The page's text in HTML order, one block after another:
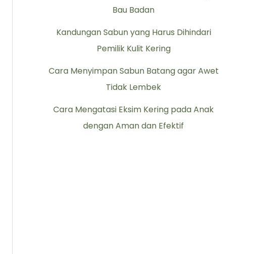
Bau Badan
Kandungan Sabun yang Harus Dihindari
Pemilik Kulit Kering
Cara Menyimpan Sabun Batang agar Awet
Tidak Lembek
Cara Mengatasi Eksim Kering pada Anak
dengan Aman dan Efektif